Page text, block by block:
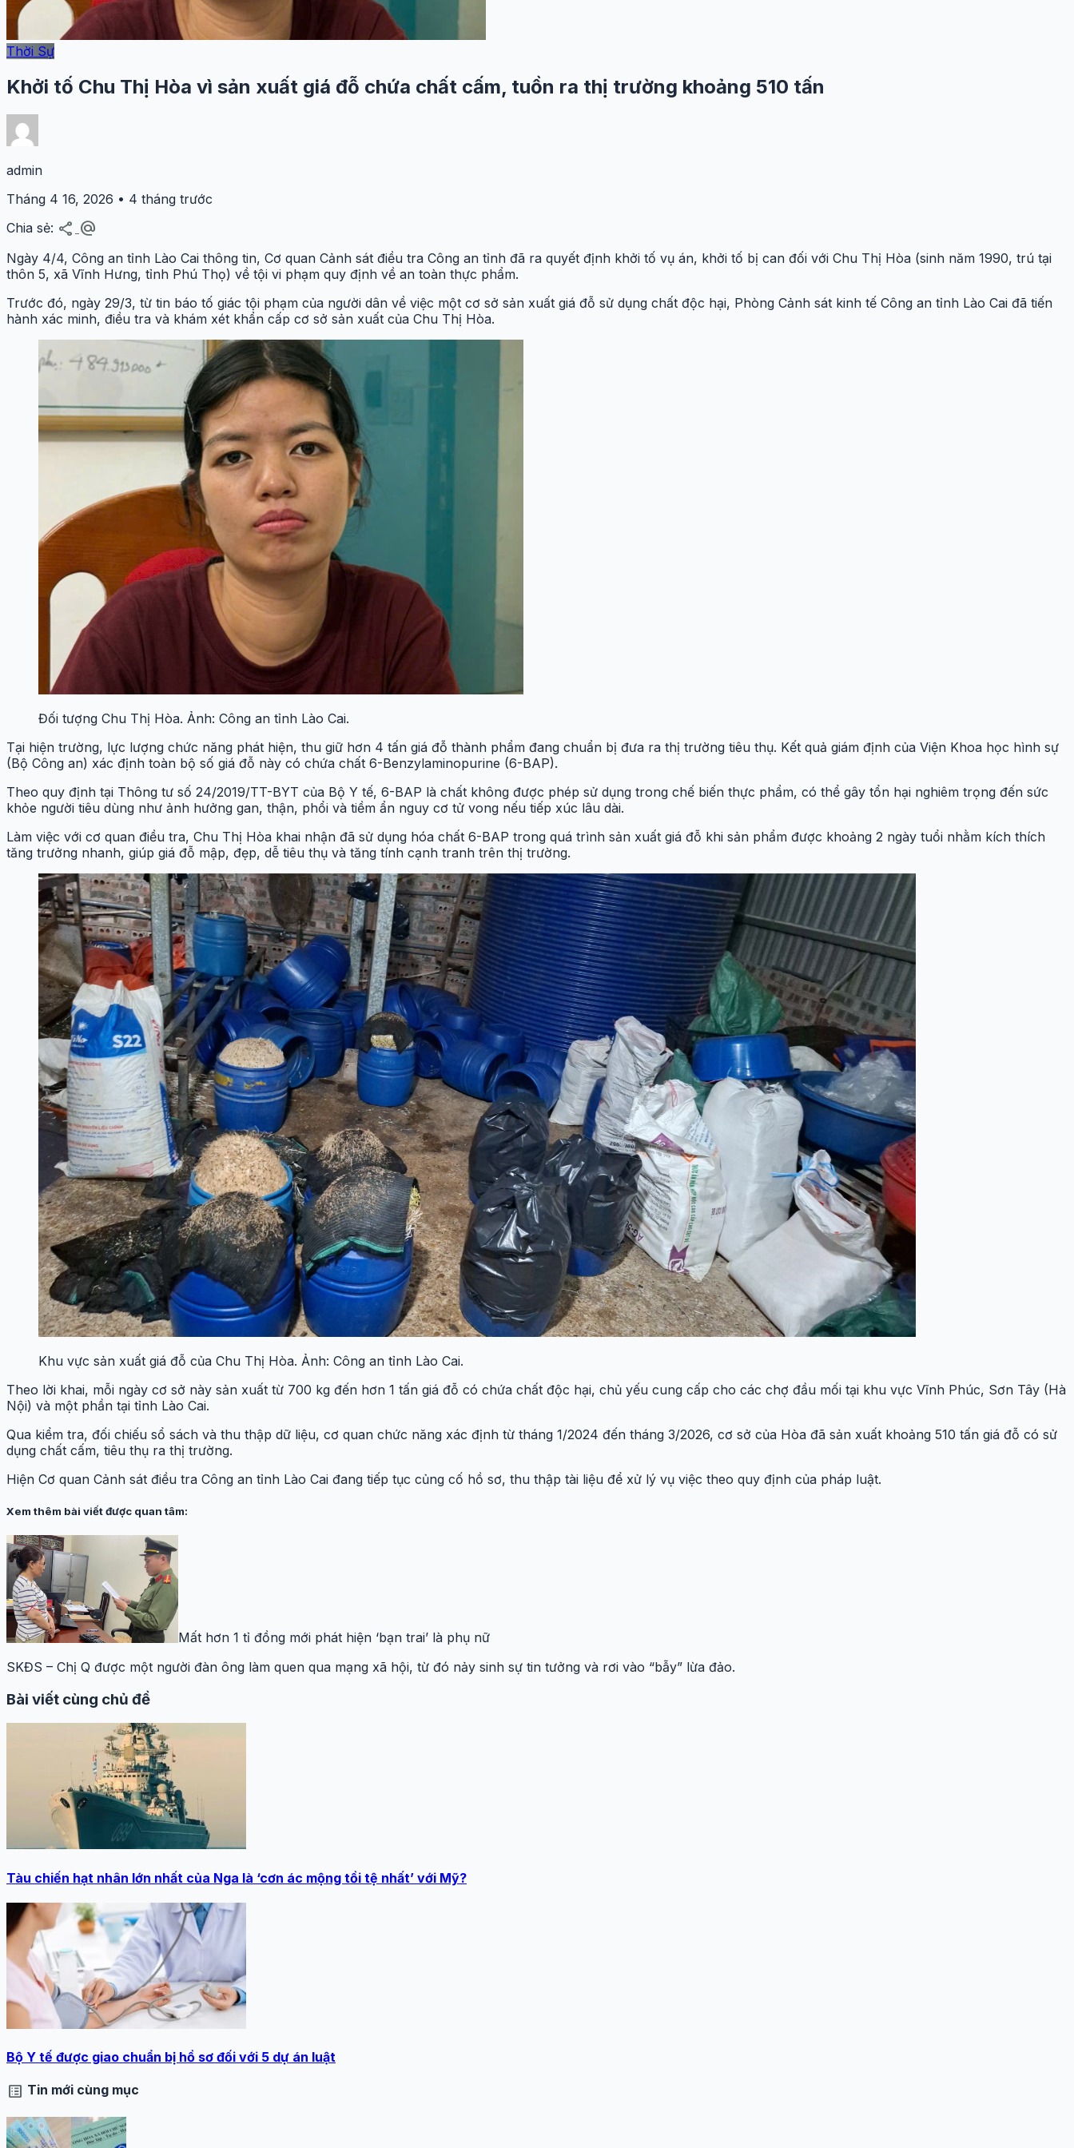
Thời Sự
Khởi tố Chu Thị Hòa vì sản xuất giá đỗ chứa chất cấm, tuồn ra thị trường khoảng 510 tấn
admin
Tháng 4 16, 2026 • 4 tháng trước
Chia sẻ: share alternate_email
Ngày 4/4, Công an tỉnh Lào Cai thông tin, Cơ quan Cảnh sát điều tra Công an tỉnh đã ra quyết định khởi tố vụ án, khởi tố bị can đối với Chu Thị Hòa (sinh năm 1990, trú tại
thôn 5, xã Vĩnh Hưng, tỉnh Phú Thọ) về tội vi phạm quy định về an toàn thực phẩm.
Trước đó, ngày 29/3, từ tin báo tố giác tội phạm của người dân về việc một cơ sở sản xuất giá đỗ sử dụng chất độc hại, Phòng Cảnh sát kinh tế Công an tỉnh Lào Cai đã tiến
hành xác minh, điều tra và khám xét khẩn cấp cơ sở sản xuất của Chu Thị Hòa.
Đối tượng Chu Thị Hòa. Ảnh: Công an tỉnh Lào Cai.
Tại hiện trường, lực lượng chức năng phát hiện, thu giữ hơn 4 tấn giá đỗ thành phẩm đang chuẩn bị đưa ra thị trường tiêu thụ. Kết quả giám định của Viện Khoa học hình sự
(Bộ Công an) xác định toàn bộ số giá đỗ này có chứa chất 6-Benzylaminopurine (6-BAP).
Theo quy định tại Thông tư số 24/2019/TT-BYT của Bộ Y tế, 6-BAP là chất không được phép sử dụng trong chế biến thực phẩm, có thể gây tổn hại nghiêm trọng đến sức
khỏe người tiêu dùng như ảnh hưởng gan, thận, phổi và tiềm ẩn nguy cơ tử vong nếu tiếp xúc lâu dài.
Làm việc với cơ quan điều tra, Chu Thị Hòa khai nhận đã sử dụng hóa chất 6-BAP trong quá trình sản xuất giá đỗ khi sản phẩm được khoảng 2 ngày tuổi nhằm kích thích
tăng trưởng nhanh, giúp giá đỗ mập, đẹp, dễ tiêu thụ và tăng tính cạnh tranh trên thị trường.
Khu vực sản xuất giá đỗ của Chu Thị Hòa. Ảnh: Công an tỉnh Lào Cai.
Theo lời khai, mỗi ngày cơ sở này sản xuất từ 700 kg đến hơn 1 tấn giá đỗ có chứa chất độc hại, chủ yếu cung cấp cho các chợ đầu mối tại khu vực Vĩnh Phúc, Sơn Tây (Hà
Nội) và một phần tại tỉnh Lào Cai.
Qua kiểm tra, đối chiếu sổ sách và thu thập dữ liệu, cơ quan chức năng xác định từ tháng 1/2024 đến tháng 3/2026, cơ sở của Hòa đã sản xuất khoảng 510 tấn giá đỗ có sử
dụng chất cấm, tiêu thụ ra thị trường.
Hiện Cơ quan Cảnh sát điều tra Công an tỉnh Lào Cai đang tiếp tục củng cố hồ sơ, thu thập tài liệu để xử lý vụ việc theo quy định của pháp luật.
Xem thêm bài viết được quan tâm:
Mất hơn 1 tỉ đồng mới phát hiện ‘bạn trai’ là phụ nữ
SKĐS – Chị Q được một người đàn ông làm quen qua mạng xã hội, từ đó nảy sinh sự tin tưởng và rơi vào “bẫy” lừa đảo.
Bài viết cùng chủ đề
Tàu chiến hạt nhân lớn nhất của Nga là ‘cơn ác mộng tồi tệ nhất’ với Mỹ?
Bộ Y tế được giao chuẩn bị hồ sơ đối với 5 dự án luật
list_alt Tin mới cùng mục